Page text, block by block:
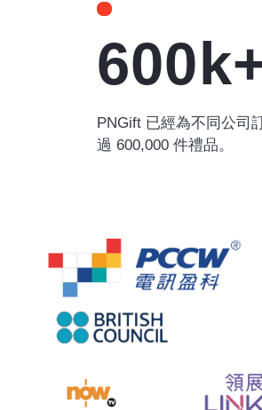
PNGift 已經為不同公司
過 600,000 件禮品。